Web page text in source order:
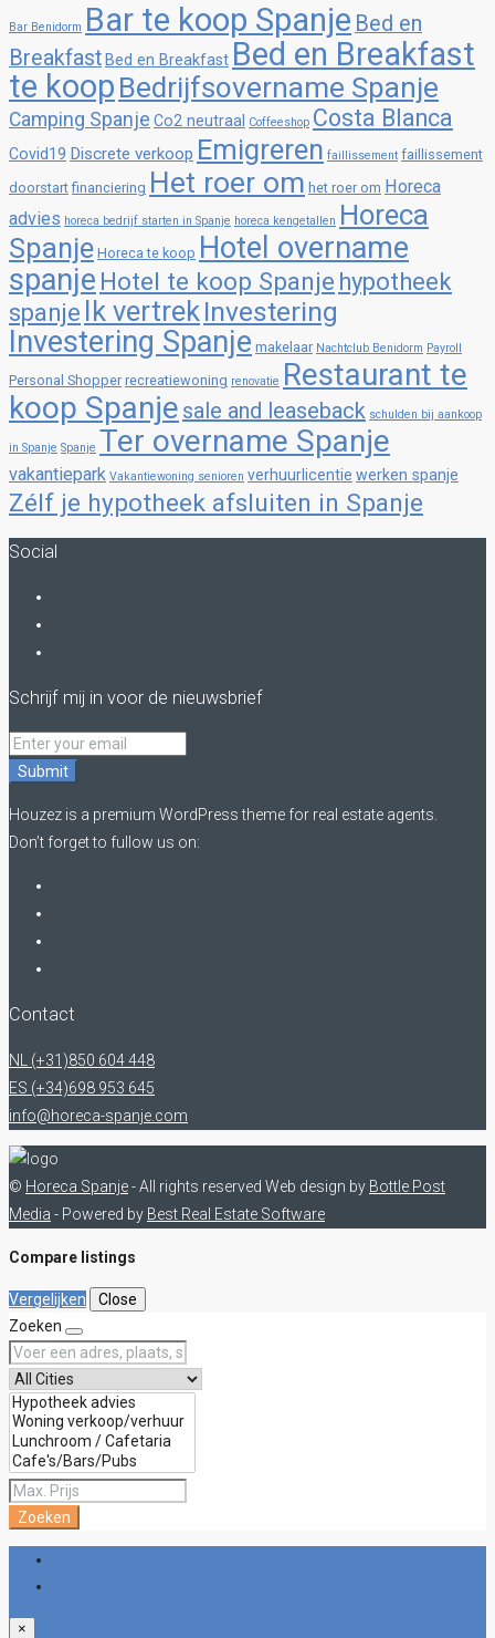
Bar Benidorm Bar te koop Spanje Bed en
Breakfast Bed en Breakfast Bed en Breakfast
te koop Bedrijfsovername Spanje
Camping Spanje Co2 neutraal Coffeeshop Costa Blanca
Covid19 Discrete verkoop Emigreren faillissement faillissement
doorstart financiering Het roer om het roer om Horeca
advies horeca bedrijf starten in Spanje horeca kengetallen Horeca
Spanje Horeca te koop Hotel overname
spanje Hotel te koop Spanje hypotheek
spanje Ik vertrekInvestering
Investering Spanje makelaar Nachtclub Benidorm Payroll
Personal Shopper recreatiewoning renovatie Restaurant te
koop Spanje sale and leaseback schulden bij aankoop
in Spanje Spanje Ter overname Spanje
vakantiepark Vakantiewoning senioren verhuurlicentie werken spanje
Zélf je hypotheek afsluiten in Spanje
Social
Schrijf mij in voor de nieuwsbrief
Submit
Houzez is a premium WordPress theme for real estate agents.
Don’t forget to fullow us on:
Contact
NL (+31)850 604 448
ES (+34)698 953 645
info@horeca-spanje.com
© Horeca Spanje- All rights reserved Web design by Bottle Post
Media - Powered by Best Real Estate Software
Compare listings
Vergelijken
Close
Zoeken
Zoeken
×